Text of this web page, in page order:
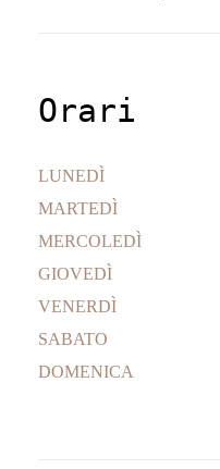
Orari
LUNEDÌ
MARTEDÌ
MERCOLEDÌ
GIOVEDÌ
VENERDÌ
SABATO
DOMENICA